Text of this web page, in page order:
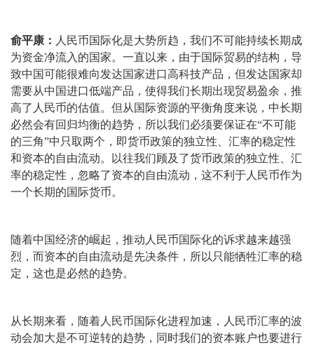
俞平康： 人民币国际化是大势所趋，我们不可能持续长期成
为资金净流入的国家。一直以来，由于国际贸易的结构，导
致中国可能很难向发达国家进口高科技产品，但发达国家却
需要从中国进口低端产品，使得我们长期出现贸易盈余，推
高了人民币的估值。但从国际资源的平衡角度来说，中长期
必然会有回归均衡的趋势，所以我们必须要保证在“不可能
的三角”中只取两个，即货币政策的独立性、汇率的稳定性
和资本的自由流动。以往我们顾及了货币政策的独立性、汇
率的稳定性，忽略了资本的自由流动，这不利于人民币作为
一个长期的国际货币。
随着中国经济的崛起，推动人民币国际化的诉求越来越强
烈，而资本的自由流动是先决条件，所以只能牺牲汇率的稳
定，这也是必然的趋势。
从长期来看，随着人民币国际化进程加速，人民币汇率的波
动会加大是不可逆转的趋势，同时我们的资本账户也要进行